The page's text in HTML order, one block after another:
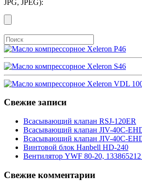
JPG, JPEG):
Свежие записи
Всасывающий клапан RSJ-120ER
Всасывающий клапан JIV-40C-
Всасывающий клапан JIV-40C-
Винтовой блок Hanbell HD-240
Вентилятор YWF 80-20,
Свежие комментарии